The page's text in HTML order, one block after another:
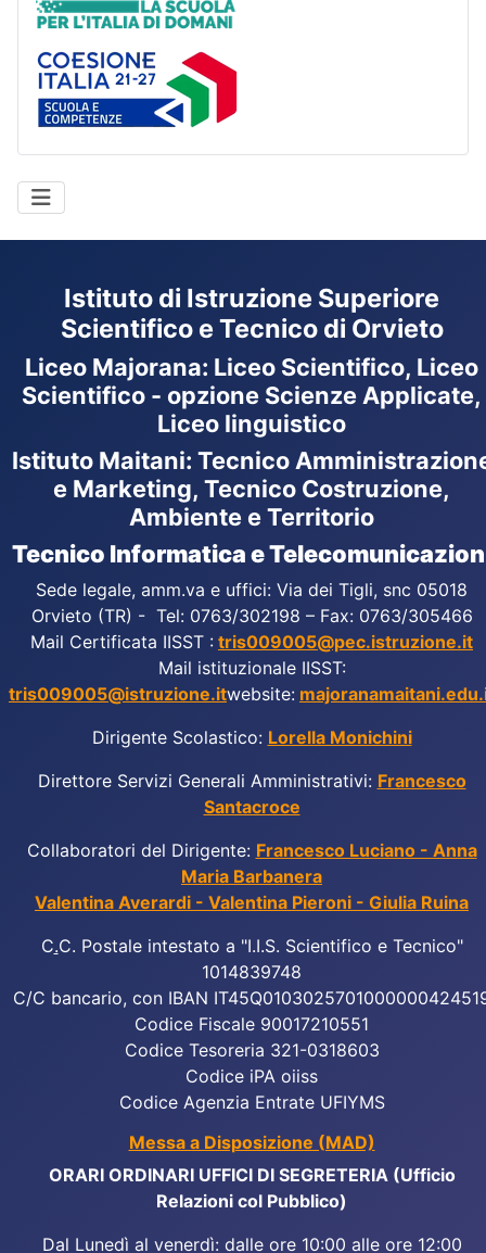
Istituto di Istruzione Superiore
Scientifico e Tecnico di Orvieto
Liceo Majorana: Liceo Scientifico, Liceo
Scientifico - opzione Scienze Applicate,
Liceo linguistico
Istituto Maitani: Tecnico
e Marketing, Tecnico Costruzione,
Ambiente e Territorio
Tecnico Informatica e
Sede legale, amm.va e uffici: Via dei Tigli, snc 05018
Orvieto (TR) - Tel: 0763/302198 – Fax: 0763/305466
Mail Certificata IISST : tris009005@pec.istruzione.it
Mail istituzionale IISST:
tris009005@istruzione.itwebsite:
Dirigente Scolastico: Lorella Monichini
Direttore Servizi Generali Amministrativi: Francesco
Santacroce
Collaboratori del Dirigente: Francesco Luciano - Anna
Maria Barbanera
Valentina Averardi - Valentina Pieroni - Giulia Ruina
C.C. Postale intestato a "I.I.S. Scientifico e Tecnico"
1014839748
C/C bancario, con IBAN
Codice Fiscale 90017210551
Codice Tesoreria 321-0318603
Codice iPA oiiss
Codice Agenzia Entrate UFIYMS
Messa a Disposizione (MAD)
ORARI ORDINARI UFFICI DI SEGRETERIA (Ufficio
Relazioni col Pubblico)
Dal Lunedì al venerdì: dalle ore 10:00 alle ore 12:00